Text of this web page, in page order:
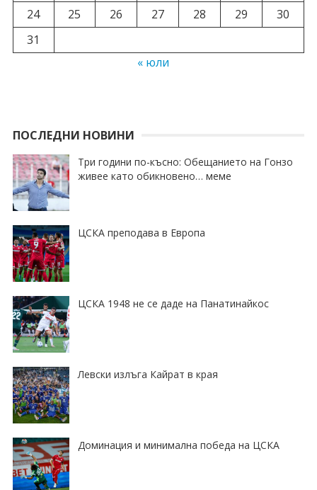
24
25 26 27 28 29
30
31
« юли
ПОСЛЕДНИ НОВИНИ
Три години по-късно: Обещанието на Гонзо
живее като обикновено… меме
ЦСКА преподава в Европа
ЦСКА 1948 не се даде на Панатинайкос
Левски излъга Кайрат в края
Доминация и минимална победа на ЦСКА